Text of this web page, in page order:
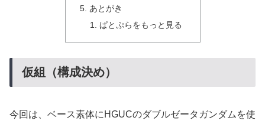
あとがき
ぱとぷらをもっと見る
仮組（構成決め）
今回は、ベース素体にHGUCのダブルゼータガンダムを使